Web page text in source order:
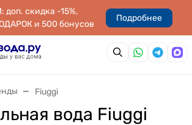
скидка -15%,
и 500 бонусов
Подробнее
Fiuggi
вода Fiuggi